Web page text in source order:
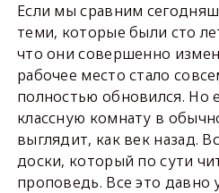
Если мы сравним
теми, которые были сто
что они совершенно
рабочее место стало
полностью обновился. Но
классную комнату в
выглядит, как век назад.
доски, который по сути
проповедь. Все это давно